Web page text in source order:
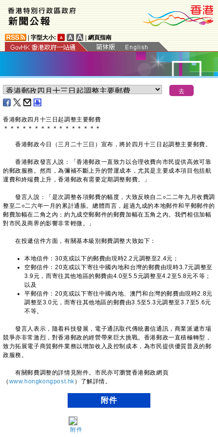
字型大小: 網頁指南
香港郵政四月十三日起調整主要郵費
＊ ＊ ＊ ＊ ＊ ＊ ＊ ＊ ＊ ＊ ＊ ＊ ＊ ＊ ＊ ＊
香港郵政今日（三月二十三日）宣布，將於四月十三日起調整主要郵費。
香港郵政發言人說：「香港郵政一直致力以合理收費向市民提供高效可靠
的郵政服務。然而，為彌補不斷上升的營運成本，尤其是主要成本項目包括航
運費和終端費上升，香港郵政有需要定期調整郵費。」
發言人說：「是次調整各項郵費的幅度，大致反映自二○二二年九月收費調
整至二○二六年一月的累計通脹。總體而言，超過九成的本地郵件和平郵郵件的
郵費加幅在二角之內；約九成空郵郵件的郵費加幅在五角之內。我們相信加幅
對市民及商界的影響非常輕微。」
在投遞信件方面，有關基本級別郵費調整大致如下：
本地信件：30克或以下的郵費由現時2.2元調整至2.4元；
空郵信件：20克或以下寄往中國內地和台灣的郵費由現時3.7元調整至
3.9元，而寄往其他地區的郵費由4.0至5.5元調整至4.2至5.8元不等；
以及
平郵信件：20克或以下寄往中國內地、澳門和台灣的郵費由現時2.8元
調整至3.0元，而寄往其他地區的郵費由3.5至5.3元調整至3.7至5.6元
不等。
發言人表示，隨着科技發展，電子通訊取代傳統書信通訊，商業派遞市場
競爭亦非常激烈，對香港郵政的經營帶來巨大挑戰。香港郵政一直積極轉型，
致力拓展電子商貿郵件業務以增加收入及控制成本，為市民提供優質普及的郵
政服務。
有關郵費調整的詳情見附件。市民亦可瀏覽香港郵政網頁
（ www.hongkongpost.hk ）了解詳情。
附件
附件